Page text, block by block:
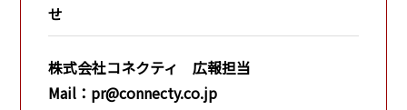
せ
株式会社コネクティ 広報担当
Mail：pr@connecty.co.jp